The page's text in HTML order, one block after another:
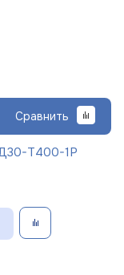
Сравнить
Т400-1Р